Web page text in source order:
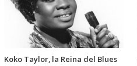
Koko Taylor, la Reina del Blues